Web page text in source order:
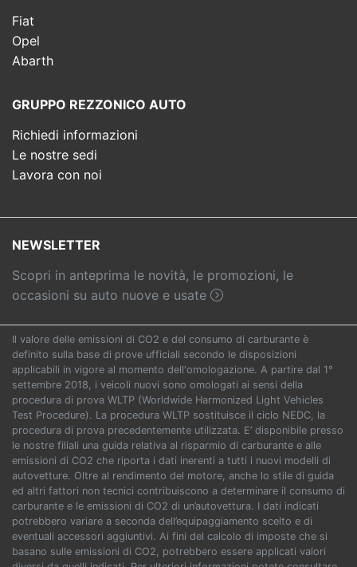
Fiat
Opel
Abarth
GRUPPO REZZONICO AUTO
Richiedi informazioni
Le nostre sedi
Lavora con noi
NEWSLETTER
Scopri in anteprima le novità, le promozioni, le
occasioni su auto nuove e usate
Il valore delle emissioni di CO2 e del consumo di carburante è
definito sulla base di prove ufficiali secondo le disposizioni
applicabili in vigore al momento dell'omologazione. A partire dal 1°
settembre 2018, i veicoli nuovi sono omologati ai sensi della
procedura di prova WLTP (Worldwide Harmonized Light Vehicles
Test Procedure). La procedura WLTP sostituisce il ciclo NEDC, la
procedura di prova precedentemente utilizzata. E’ disponibile presso
le nostre filiali una guida relativa al risparmio di carburante e alle
emissioni di CO2 che riporta i dati inerenti a tutti i nuovi modelli di
autovetture. Oltre al rendimento del motore, anche lo stile di guida
ed altri fattori non tecnici contribuiscono a determinare il consumo di
carburante e le emissioni di CO2 di un’autovettura. I dati indicati
potrebbero variare a seconda dell’equipaggiamento scelto e di
eventuali accessori aggiuntivi. Ai fini del calcolo di imposte che si
basano sulle emissioni di CO2, potrebbero essere applicati valori